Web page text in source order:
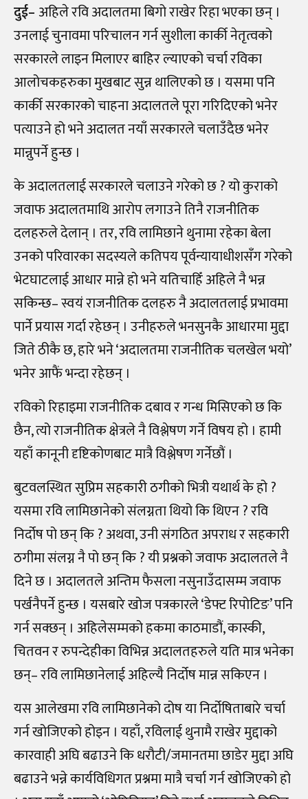
दुई– अहिले रवि अदालतमा बिगो राखेर रिहा भएका छन् ।
उनलाई चुनावमा परिचालन गर्न सुशीला कार्की नेतृत्वको
सरकारले लाइन मिलाएर बाहिर ल्याएको चर्चा रविका
आलोचकहरुका मुखबाट सुन्न थालिएको छ । यसमा पनि
कार्की सरकारको चाहना अदालतले पूरा गरिदिएको भनेर
पत्याउने हो भने अदालत नयाँ सरकारले चलाउँदैछ भनेर
मान्नुपर्ने हुन्छ ।
के अदालतलाई सरकारले चलाउने गरेको छ ? यो कुराको
जवाफ अदालतमाथि आरोप लगाउने तिनै राजनीतिक
दलहरुले देलान् । तर, रवि लामिछाने थुनामा रहेका बेला
उनको परिवारका सदस्यले कतिपय पूर्वन्यायाधीशसँग गरेको
भेटघाटलाई आधार मान्ने हो भने यतिचाहिँ अहिले नै भन्न
सकिन्छ–स्वयं राजनीतिक दलहरु नै अदालतलाई प्रभावमा
पार्ने प्रयास गर्दा रहेछन् । उनीहरुले भनसुनकै आधारमा मुद्दा
जिते ठीकै छ, हारे भने ‘अदालतमा राजनीतिक चलखेल भयो’
भनेर आफैं भन्दा रहेछन् ।
रविको रिहाइमा राजनीतिक दबाव र गन्ध मिसिएको छ कि
छैन, त्यो राजनीतिक क्षेत्रले नै विश्लेषण गर्ने विषय हो । हामी
यहाँ कानूनी दृष्टिकोणबाट मात्रै विश्लेषण गर्नेछौं ।
बुटवलस्थित सुप्रिम सहकारी ठगीको भित्री यथार्थ के हो ?
यसमा रवि लामिछानेको संलग्नता थियो कि थिएन ? रवि
निर्दोष पो छन् कि ? अथवा, उनी संगठित अपराध र सहकारी
ठगीमा संलग्न नै पो छन् कि ? यी प्रश्नको जवाफ अदालतले नै
दिने छ । अदालतले अन्तिम फैसला नसुनाउँदासम्म जवाफ
पर्खनैपर्ने हुन्छ । यसबारे खोज पत्रकारले ‘डेफ्ट रिपोटिङ’ पनि
गर्न सक्छन् । अहिलेसम्मको हकमा काठमाडौं, कास्की,
चितवन र रुपन्देहीका विभिन्न अदालतहरुले यति मात्र भनेका
छन्–रवि लामिछानेलाई अहिल्यै निर्दोष मान्न सकिएन ।
यस आलेखमा रवि लामिछानेको दोष या निर्दोषिताबारे चर्चा
गर्न खोजिएको होइन । यहाँ, रविलाई थुनामै राखेर मुद्दाको
कारवाही अघि बढाउने कि धरौटी/जमानतमा छाडेर मुद्दा अघि
बढाउने भन्ने कार्यविधिगत प्रश्नमा मात्रै चर्चा गर्न खोजिएको हो